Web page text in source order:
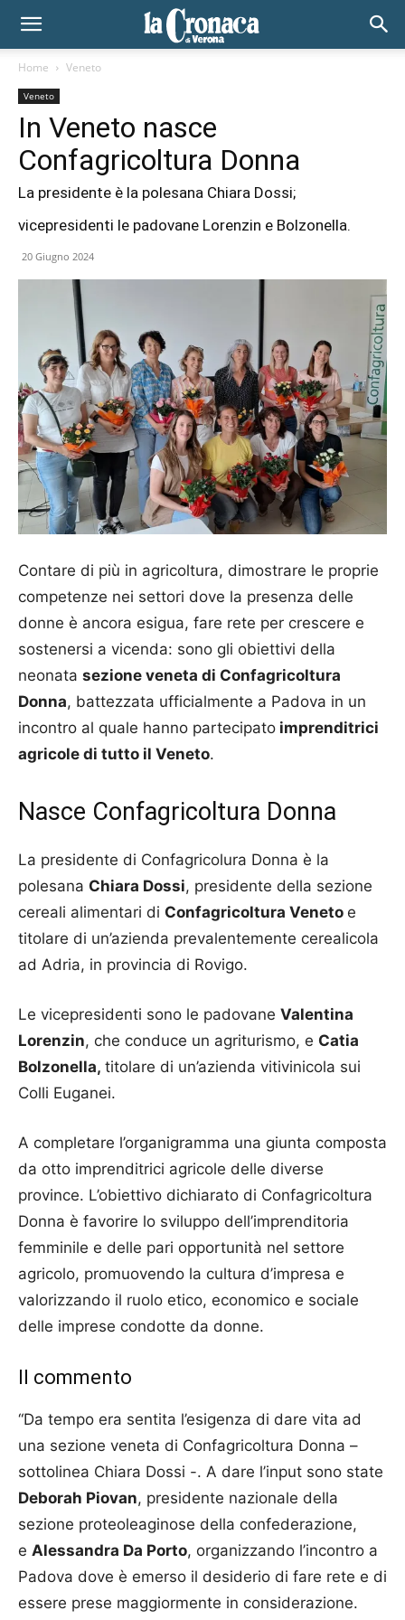
Home Veneto
Veneto
In Veneto nasce
Confagricoltura Donna
La presidente è la polesana Chiara Dossi;
vicepresidenti le padovane Lorenzin e Bolzonella.
20 Giugno 2024
Contare di più in agricoltura, dimostrare le proprie
competenze nei settori dove la presenza delle
donne è ancora esigua, fare rete per crescere e
sostenersi a vicenda: sono gli obiettivi della
neonata sezione veneta di Confagricoltura
Donna, battezzata ufficialmente a Padova in un
incontro al quale hanno partecipato imprenditrici
agricole di tutto il Veneto.
Nasce Confagricoltura Donna
La presidente di Confagricolura Donna è la
polesana Chiara Dossi, presidente della sezione
cereali alimentari di Confagricoltura Veneto e
titolare di un’azienda prevalentemente cerealicola
ad Adria, in provincia di Rovigo.
Le vicepresidenti sono le padovane Valentina
Lorenzin, che conduce un agriturismo, e Catia
Bolzonella, titolare di un’azienda vitivinicola sui
Colli Euganei.
A completare l’organigramma una giunta composta
da otto imprenditrici agricole delle diverse
province. L’obiettivo dichiarato di Confagricoltura
Donna è favorire lo sviluppo dell’imprenditoria
femminile e delle pari opportunità nel settore
agricolo, promuovendo la cultura d’impresa e
valorizzando il ruolo etico, economico e sociale
delle imprese condotte da donne.
Il commento
“Da tempo era sentita l’esigenza di dare vita ad
una sezione veneta di Confagricoltura Donna –
sottolinea Chiara Dossi -. A dare l’input sono state
Deborah Piovan, presidente nazionale della
sezione proteoleaginose della confederazione,
e Alessandra Da Porto, organizzando l’incontro a
Padova dove è emerso il desiderio di fare rete e di
essere prese maggiormente in considerazione.